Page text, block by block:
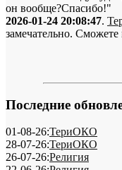
он вообще?Спасибо!"
2026-01-24 20:08:47.
замечательно.
Последние
01-08-26:ТериОКО
28-07-26:ТериОКО
26-07-26:Религия